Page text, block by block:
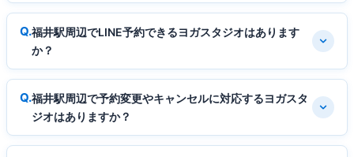
福井駅周辺でLINE予約できるヨガスタジオはあります
か？
福井駅周辺で予約変更やキャンセルに対応するヨガスタ
ジオはありますか？